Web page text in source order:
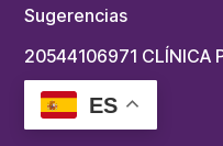
Sugerencias
20544106971 CLÍNICA
ES